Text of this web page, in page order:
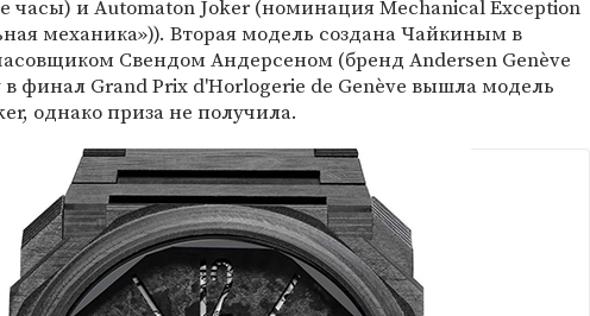
часы) и Automaton Joker (номинация Mechanical Exception
механика»)). Вторая модель создана Чайкиным в
Свендом Андерсеном (бренд Andersen Genève
в финал Grand Prix d'Horlogerie de Genève вышла модель
однако приза не получила.